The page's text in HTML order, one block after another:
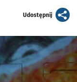
Udostępnijartykuł